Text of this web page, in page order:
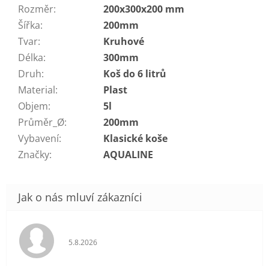
Rozměr:
200x300x200 mm
Šířka:
200mm
Tvar:
Kruhové
Délka:
300mm
Druh:
Koš do 6 litrů
Material:
Plast
Objem:
5l
Průměr_Ø:
200mm
Vybavení:
Klasické koše
Značky: AQUALINE
Hodnocení obchodu je 5 z 5 hvězdiček.
5.8.2026